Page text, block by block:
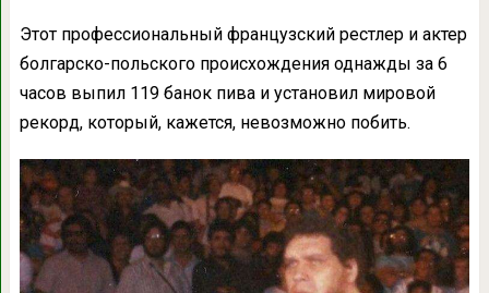
Этот профессиональный французский рестлер и актер
болгарско-польского происхождения однажды за 6
часов выпил 119 банок пива и установил мировой
рекорд, который, кажется, невозможно побить.